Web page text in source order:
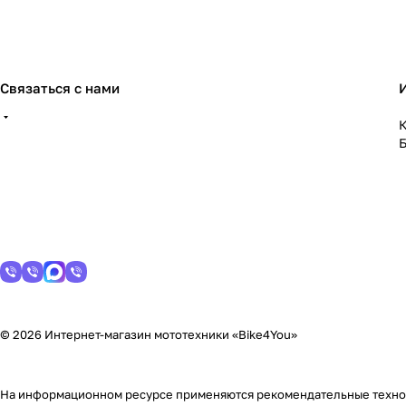
Связаться с нами
© 2026 Интернет-магазин мототехники «Bike4You»
На информационном ресурсе применяются рекомендательные